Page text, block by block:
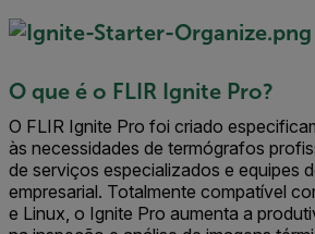
O que é o FLIR Ignite Pro?
O FLIR Ignite Pro foi criado
às necessidades de termógrafos
de serviços especializados e equipes
empresarial. Totalmente compatível
e Linux, o Ignite Pro aumenta a